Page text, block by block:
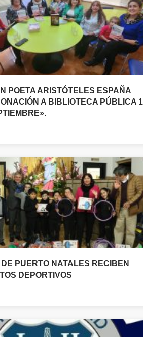
POETA ARISTÓTELES ESPAÑA
A BIBLIOTECA PÚBLICA
PUERTO NATALES RECIBEN
DEPORTIVOS